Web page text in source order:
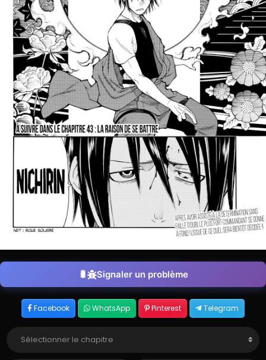
Signaler un problème
Facebook WhatsApp Pinterest Telegram